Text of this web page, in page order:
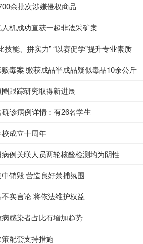
余批次涉嫌侵权商品
机成功查获一起非法采矿案
技能、拼实力” “以赛促学”提升专业素质
毒案 缴获成品半成品疑似毒品10余公斤
跟踪研究取得新进展
诊病例详情：有26名学生
成立十周年
例关联人员两轮核酸检测均为阴性
销毁 营造良好禁捕氛围
实言论 将依法维护权益
感染者占比有增加趋势
配套支持措施